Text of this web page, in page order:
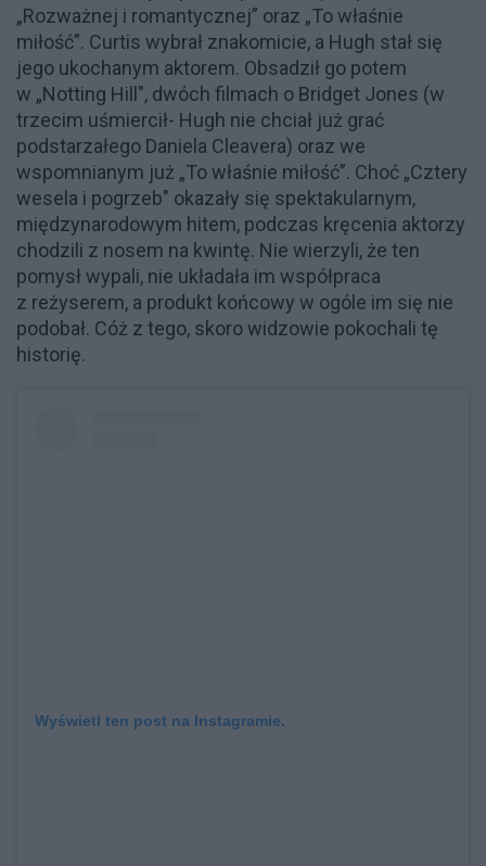
„Rozważnej i romantycznej” oraz „To właśnie
miłość”. Curtis wybrał znakomicie, a Hugh stał się
jego ukochanym aktorem. Obsadził go potem
w „Notting Hill", dwóch filmach o Bridget Jones (w
trzecim uśmiercił- Hugh nie chciał już grać
podstarzałego Daniela Cleavera) oraz we
wspomnianym już „To właśnie miłość”. Choć „Cztery
wesela i pogrzeb" okazały się spektakularnym,
międzynarodowym hitem, podczas kręcenia aktorzy
chodzili z nosem na kwintę. Nie wierzyli, że ten
pomysł wypali, nie układała im współpraca
z reżyserem, a produkt końcowy w ogóle im się nie
podobał. Cóż z tego, skoro widzowie pokochali tę
historię.
Wyświetl ten post na Instagramie.